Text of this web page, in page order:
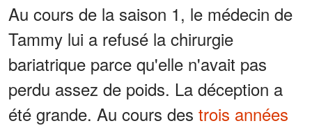
Au cours de la saison 1, le médecin de
Tammy lui a refusé la chirurgie
bariatrique parce qu'elle n'avait pas
perdu assez de poids. La déception a
été grande. Au cours des trois années